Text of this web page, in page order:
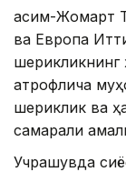
Қасим-Жомарт
ва Европа
шерикликнинг
атрофлича
шериклик ва
самарали
Учрашувда